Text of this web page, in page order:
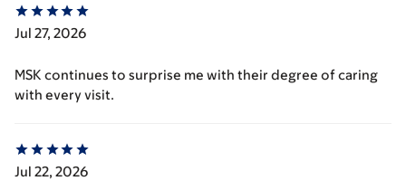
Jul 27, 2026
MSK continues to surprise me with their degree of caring
with every visit.
Jul 22, 2026